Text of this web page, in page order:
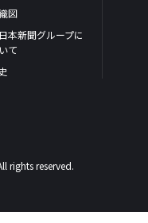
図
本新聞グループに
て
rights reserved.